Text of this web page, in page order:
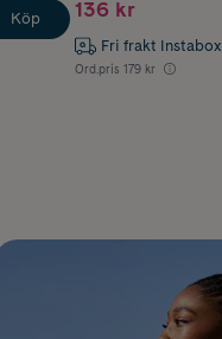
Köp 136 kr
Fri frakt Instabox
Ord.pris 179 kr